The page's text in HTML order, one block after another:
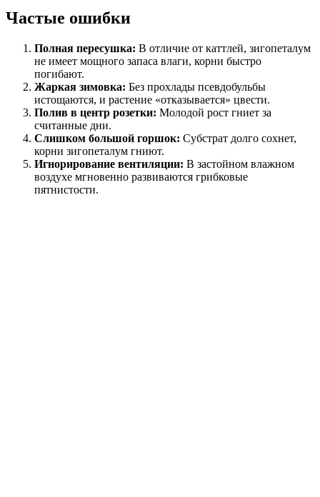
Частые ошибки
Полная пересушка: В отличие от каттлей, зигопеталум
не имеет мощного запаса влаги, корни быстро
погибают.
Жаркая зимовка: Без прохлады псевдобульбы
истощаются, и растение «отказывается» цвести.
Полив в центр розетки: Молодой рост гниет за
считанные дни.
Слишком большой горшок: Субстрат долго сохнет,
корни зигопеталум гниют.
Игнорирование вентиляции: В застойном влажном
воздухе мгновенно развиваются грибковые
пятнистости.